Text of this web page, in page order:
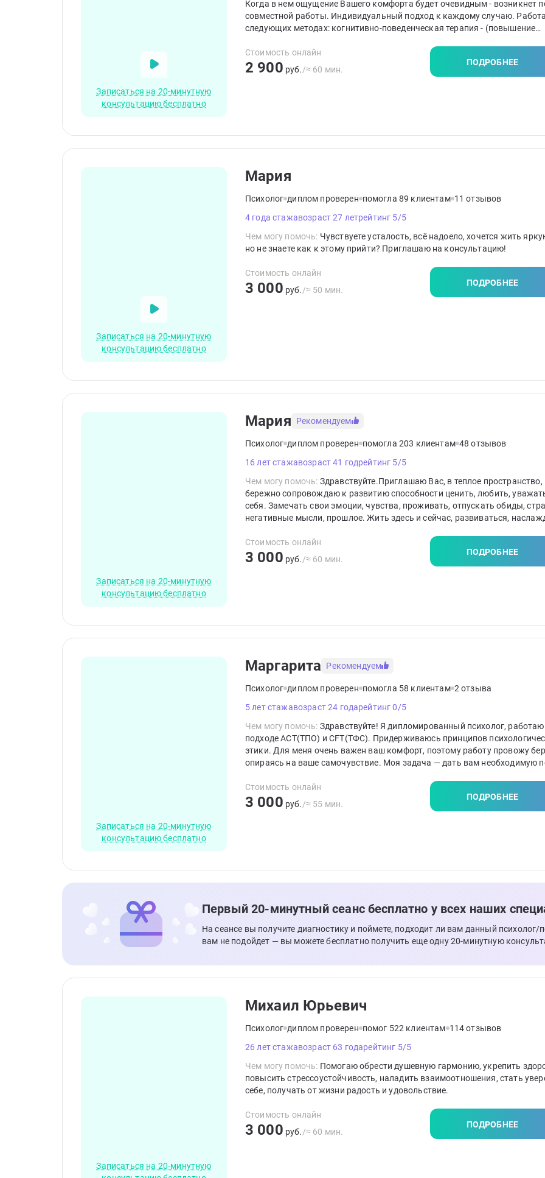
Записаться на 20-минутную
консультацию бесплатно
Когда в нем ощущение Вашего комфорта будет очевидным - возникнет
совместной работы. Индивидуальный подход к каждому случаю.
следующих методах: когнитивно-поведенческая терапия - (повышение
терапия, коучинг. Работа всегда с учётом особенностей клиента.
принципу: "Прежде всего - не навреди".
Стоимость онлайн
2 900 руб./≈ 60 мин.
ПОДРОБНЕЕ
Записаться на 20-минутную
консультацию бесплатно
Мария
Психолог диплом проверен помогла 89 клиентам 11 отзывов
4 года стажавозраст 27 летрейтинг 5/5
Чем могу помочь: Чувствуете усталость, всё надоело, хочется жить
но не знаете как к этому прийти? Приглашаю на консультацию!
Стоимость онлайн
3 000 руб./≈ 50 мин.
ПОДРОБНЕЕ
Записаться на 20-минутную
консультацию бесплатно
Мария Рекомендуем
Психолог диплом проверен помогла 203 клиентам 48 отзывов
16 лет стажавозраст 41 годрейтинг 5/5
Чем могу помочь: Здравствуйте.Приглашаю Вас, в теплое пространство,
бережно сопровождаю к развитию способности ценить, любить,
себя. Замечать свои эмоции, чувства, проживать, отпускать обиды,
негативные мысли, прошлое. Жить здесь и сейчас, развиваться,
трансформировать свое мышление с принятием ответственности за
Стоимость онлайн
3 000 руб./≈ 60 мин.
ПОДРОБНЕЕ
Записаться на 20-минутную
консультацию бесплатно
Маргарита Рекомендуем
Психолог диплом проверен помогла 58 клиентам 2 отзыва
5 лет стажавозраст 24 годарейтинг 0/5
Чем могу помочь: Здравствуйте! Я дипломированный психолог,
подходе ACT(ТПО) и CFT(ТФС). Придерживаюсь принципов
этики. Для меня очень важен ваш комфорт, поэтому работу провожу
опираясь на ваше самочувствие. Моя задача — дать вам необходимую
Стоимость онлайн
3 000 руб./≈ 55 мин.
ПОДРОБНЕЕ
Первый 20-минутный сеанс бесплатно у всех наших
На сеансе вы получите диагностику и поймете, подходит ли вам данный
вам не подойдет — вы можете бесплатно получить еще одну 20-минутную
Записаться на 20-минутную
Михаил Юрьевич
Психолог диплом проверен помог 522 клиентам 114 отзывов
26 лет стажавозраст 63 годарейтинг 5/5
Чем могу помочь: Помогаю обрести душевную гармонию, укрепить
повысить стрессоустойчивость, наладить взаимоотношения, стать
себе, получать от жизни радость и удовольствие.
Стоимость онлайн
3 000 руб./≈ 60 мин.
ПОДРОБНЕЕ